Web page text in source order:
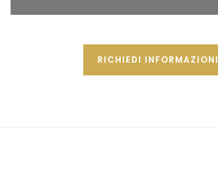
RICHIEDI INFORMAZIONI